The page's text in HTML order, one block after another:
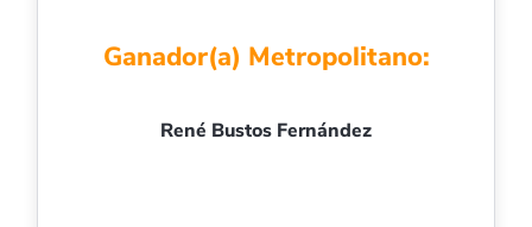
Ganador(a) Metropolitano:
René Bustos Fernández